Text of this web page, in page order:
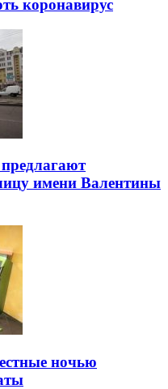
коронавирус
имени Валентины
ночью